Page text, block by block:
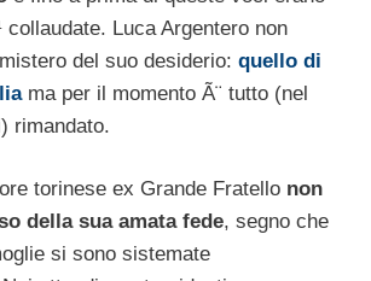
collaudate. Luca Argentero non
del suo desiderio: quello di
ma per il momento Ã¨ tutto (nel
rimandato.
torinese ex Grande Fratello non
della sua amata fede, segno che
si sono sistemate